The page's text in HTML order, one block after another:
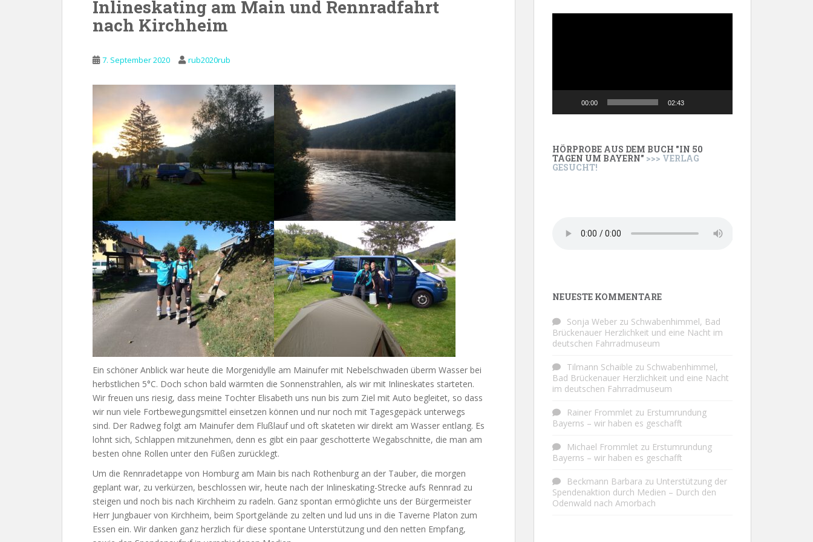
Inlineskating am Main und Rennradfahrt
nach Kirchheim
7. September 2020 rub2020rub
Ein schöner Anblick war heute die Morgenidylle am Mainufer mit Nebelschwaden überm Wasser bei
herbstlichen 5°C. Doch schon bald wärmten die Sonnenstrahlen, als wir mit Inlineskates starteten.
Wir freuen uns riesig, dass meine Tochter Elisabeth uns nun bis zum Ziel mit Auto begleitet, so dass
wir nun viele Fortbewegungsmittel einsetzen können und nur noch mit Tagesgepäck unterwegs
sind. Der Radweg folgt am Mainufer dem Flußlauf und oft skateten wir direkt am Wasser entlang. Es
lohnt sich, Schlappen mitzunehmen, denn es gibt ein paar geschotterte Wegabschnitte, die man am
besten ohne Rollen unter den Füßen zurücklegt.
Um die Rennradetappe von Homburg am Main bis nach Rothenburg an der Tauber, die morgen
geplant war, zu verkürzen, beschlossen wir, heute nach der Inlineskating-Strecke aufs Rennrad zu
steigen und noch bis nach Kirchheim zu radeln. Ganz spontan ermöglichte uns der Bürgermeister
Herr Jungbauer von Kirchheim, beim Sportgelände zu zelten und lud uns in die Taverne Platon zum
Essen ein. Wir danken ganz herzlich für diese spontane Unterstützung und den netten Empfang,
00:00 02:43
HÖRPROBE AUS DEM BUCH "IN 50
TAGEN UM BAYERN" >>> VERLAG
GESUCHT!
NEUESTE KOMMENTARE
Sonja Weber zu Schwabenhimmel, Bad
Brückenauer Herzlichkeit und eine Nacht im
deutschen Fahrradmuseum
Tilmann Schaible zu Schwabenhimmel,
Bad Brückenauer Herzlichkeit und eine Nacht
im deutschen Fahrradmuseum
Rainer Frommlet zu Erstumrundung
Bayerns – wir haben es geschafft
Michael Frommlet zu Erstumrundung
Bayerns – wir haben es geschafft
Beckmann Barbara zu Unterstützung der
Spendenaktion durch Medien – Durch den
Odenwald nach Amorbach